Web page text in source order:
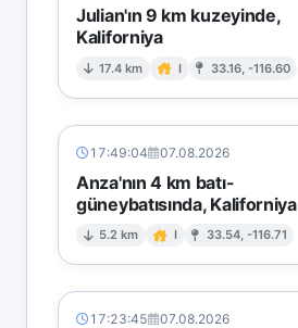
Julian'ın 9 km kuzeyinde,
Kaliforniya
17.4 km I 33.16, -116.60
17:49:04 07.08.2026
Anza'nın 4 km batı-
güneybatısında, Kaliforniya
5.2 km I 33.54, -116.71
17:23:45 07.08.2026